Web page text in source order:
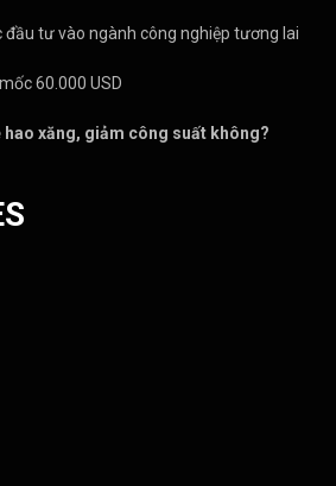
đầu tư vào ngành công nghiệp tương lai
60.000 USD
hao xăng, giảm công suất không?